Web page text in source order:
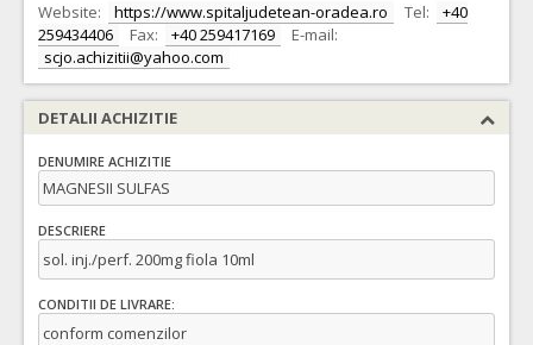
Website:
https://www.spitaljudetean-oradea.ro Tel:
+40
259434406
Fax: +40 259417169
E-mail:
scjo.achizitii@yahoo.com
DETALII ACHIZITIE
DENUMIRE ACHIZITIE
MAGNESII SULFAS
DESCRIERE
sol. inj./perf. 200mg fiola 10ml
CONDITII DE LIVRARE:
conform comenzilor